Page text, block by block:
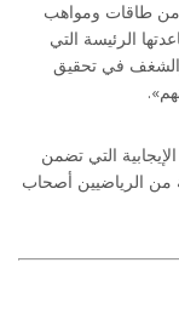
من طاقات ومواهب
الرئيسة التي
والشغف في تحقيق
التي تضمن
من الرياضيين أصحاب